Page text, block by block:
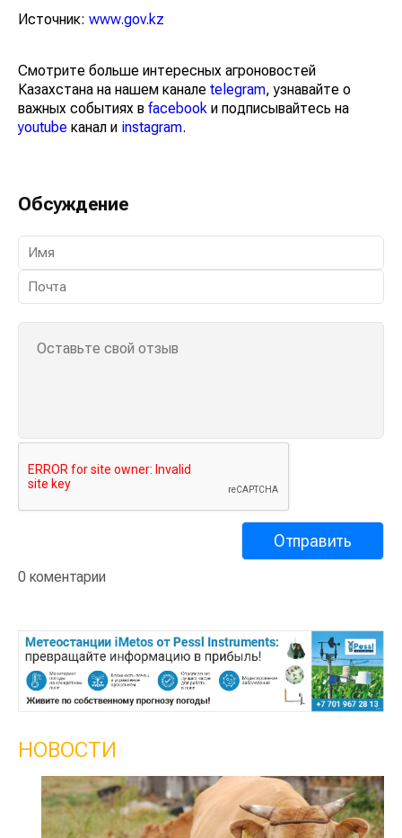
Источник: www.gov.kz
Смотрите больше интересных агроновостей
Казахстана на нашем канале telegram, узнавайте о
важных событиях в facebook и подписывайтесь на
youtube канал и instagram.
Обсуждение
0 коментарии
НОВОСТИ